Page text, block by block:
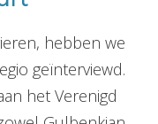
hebben we
geïnterviewd.
het Verenigd